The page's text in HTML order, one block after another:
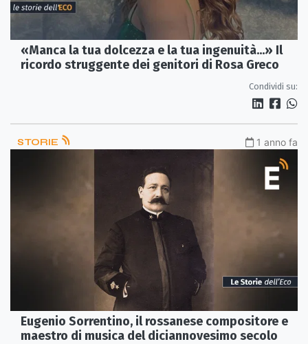
«Manca la tua dolcezza e la tua ingenuità...» Il
ricordo struggente dei genitori di Rosa Greco
Condividi su:
STORIE 1 anno fa
Eugenio Sorrentino, il rossanese compositore e
maestro di musica del diciannovesimo secolo